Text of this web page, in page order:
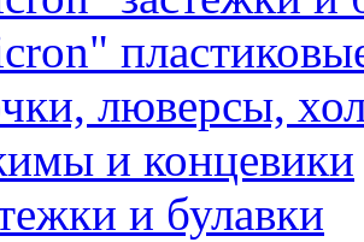
люверсы,
и концевики
и булавки